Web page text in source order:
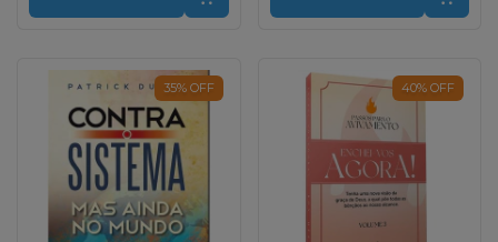
35% OFF 40% OFF